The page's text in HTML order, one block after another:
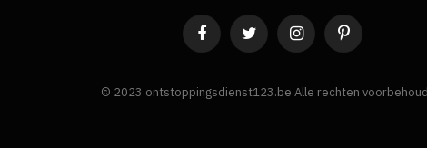
FacebookTwitter InstagramPinterest
© 2023 ontstoppingsdienst123.be Alle rechten